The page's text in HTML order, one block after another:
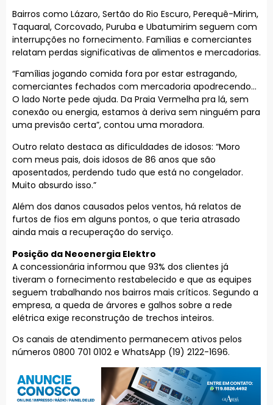
Bairros como Lázaro, Sertão do Rio Escuro, Perequê-Mirim,
Taquaral, Corcovado, Puruba e Ubatumirim seguem com
interrupções no fornecimento. Famílias e comerciantes
relatam perdas significativas de alimentos e mercadorias.
“Famílias jogando comida fora por estar estragando,
comerciantes fechados com mercadoria apodrecendo…
O lado Norte pede ajuda. Da Praia Vermelha pra lá, sem
conexão ou energia, estamos à deriva sem ninguém para
uma previsão certa”, contou uma moradora.
Outro relato destaca as dificuldades de idosos: “Moro
com meus pais, dois idosos de 86 anos que são
aposentados, perdendo tudo que está no congelador.
Muito absurdo isso.”
Além dos danos causados pelos ventos, há relatos de
furtos de fios em alguns pontos, o que teria atrasado
ainda mais a recuperação do serviço.
Posição da Neoenergia Elektro
A concessionária informou que 93% dos clientes já
tiveram o fornecimento restabelecido e que as equipes
seguem trabalhando nos bairros mais críticos. Segundo a
empresa, a queda de árvores e galhos sobre a rede
elétrica exige reconstrução de trechos inteiros.
Os canais de atendimento permanecem ativos pelos
números 0800 701 0102 e WhatsApp (19) 2122-1696.